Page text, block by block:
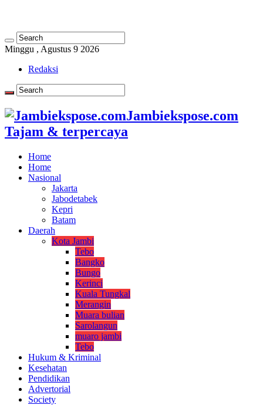
Minggu , Agustus 9 2026
Redaksi
Jambiekspose.com
Tajam & terpercaya
Home
Home
Nasional
Jakarta
Jabodetabek
Kepri
Batam
Daerah
Kota Jambi
Tebo
Bangko
Bungo
Kerinci
Kuala Tungkal
Merangin
Muara bulian
Sarolangun
muaro jambi
Tebo
Hukum & Kriminal
Kesehatan
Pendidikan
Advertorial
Society